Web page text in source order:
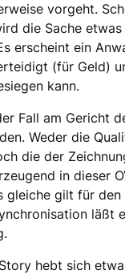
vorgeht.
die Sache etwas
erscheint ein
(für Geld)
kann.
Fall am Gericht
Weder die
die der
in dieser
gleiche gilt für
läßt
hebt sich